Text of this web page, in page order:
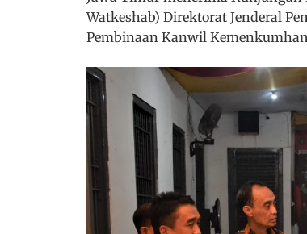
Watkeshab) Direktorat Jenderal
Pembinaan Kanwil